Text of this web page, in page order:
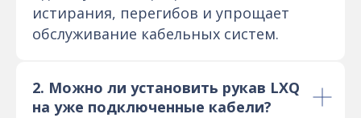
истирания, перегибов и упрощает
обслуживание кабельных систем.
2. Можно ли установить рукав LXQ
на уже подключенные кабели?